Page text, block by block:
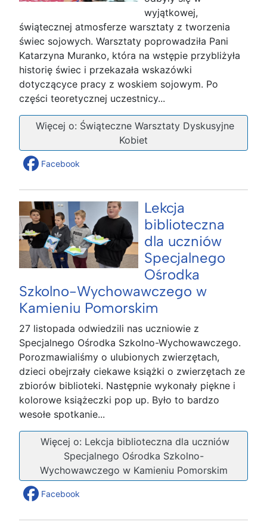
wyjątkowej,
świątecznej atmosferze warsztaty z tworzenia
świec sojowych. Warsztaty poprowadziła Pani
Katarzyna Muranko, która na wstępie przybliżyła
historię świec i przekazała wskazówki
dotyczącyce pracy z woskiem sojowym. Po
części teoretycznej uczestnicy...
Więcej o: Świąteczne Warsztaty Dyskusyjne
Kobiet
Facebook
Lekcja
biblioteczna
dla uczniów
Specjalnego
Ośrodka
Szkolno-Wychowawczego w
Kamieniu Pomorskim
27 listopada odwiedzili nas uczniowie z
Specjalnego Ośrodka Szkolno-Wychowawczego.
Porozmawialiśmy o ulubionych zwierzętach,
dzieci obejrzały ciekawe książki o zwierzętach ze
zbiorów biblioteki. Następnie wykonały piękne i
kolorowe książeczki pop up. Było to bardzo
wesołe spotkanie...
Więcej o: Lekcja biblioteczna dla uczniów
Specjalnego Ośrodka Szkolno-
Wychowawczego w Kamieniu Pomorskim
Facebook